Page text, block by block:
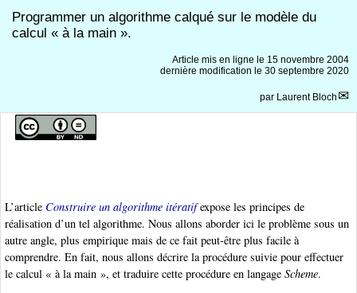
Programmer un algorithme calqué sur le modèle du
calcul « à la main ».
Article mis en ligne le 15 novembre 2004
dernière modification le 30 septembre 2020
par Laurent Bloch
L’article Construire un algorithme itératifexpose les principes de
réalisation d’un tel algorithme. Nous allons aborder ici le problème sous un
autre angle, plus empirique mais de ce fait peut-être plus facile à
comprendre. En fait, nous allons décrire la procédure suivie pour effectuer
le calcul « à la main », et traduire cette procédure en langage Scheme.